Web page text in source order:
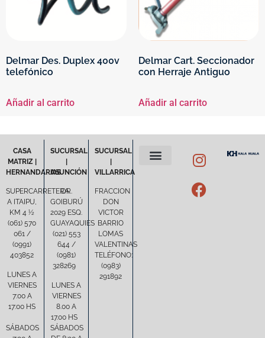
Delmar Des. Duplex 400v
telefónico
Añadir al carrito
Delmar Cart. Seccionador
con Herraje Antiguo
Añadir al carrito
CASA
MATRIZ |
HERNANDARIAS
SUPERCARRETERA
A ITAIPU,
KM 4 ½
(061) 570
061 /
(0991)
403852
LUNES A
VIERNES
7:00 A
17:00 HS
SÁBADOS
SUCURSAL
|
ASUNCIÓN
DR.
GOIBURÚ
2029 ESQ.
GUAYAQUIES
(021) 553
644 /
(0981)
328269
LUNES A
VIERNES
8.00 A
17.00 HS
SÁBADOS
SUCURSAL
|
VILLARRICA
FRACCION
DON
VICTOR
BARRIO
LOMAS
VALENTINAS
TELÉFONO:
(0983)
291892